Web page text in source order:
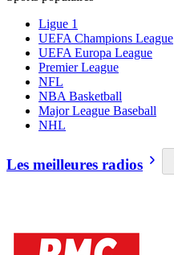
Ligue 1
UEFA Champions League
UEFA Europa League
Premier League
NFL
NBA Basketball
Major League Baseball
NHL
Les meilleures radios